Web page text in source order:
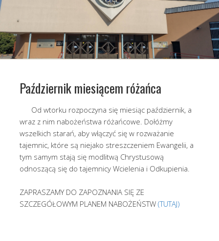
Październik miesiącem różańca
Od wtorku rozpoczyna się miesiąc październik, a
wraz z nim nabożeństwa różańcowe. Dołóżmy
wszelkich starań, aby włączyć się w rozważanie
tajemnic, które są niejako streszczeniem Ewangelii, a
tym samym stają się modlitwą Chrystusową
odnoszącą się do tajemnicy Wcielenia i Odkupienia.
ZAPRASZAMY DO ZAPOZNANIA SIĘ ZE
SZCZEGÓŁOWYM PLANEM NABOŻEŃSTW (TUTAJ)